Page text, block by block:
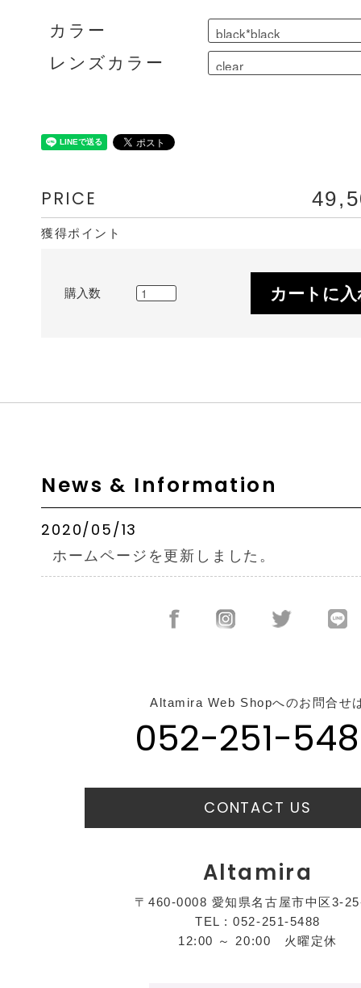
カラー
レンズカラー
PRICE
獲得ポイント
購入数 カートに
News & Information
2020/05/13
ホームページを更新しました。
Altamira Web Shopへのお問合せ
052-251-
CONTACT US
Altamira
〒460-0008 愛知県名古屋市中区3-
TEL : 052-251-5488
12:00 ～ 20:00 火曜定休